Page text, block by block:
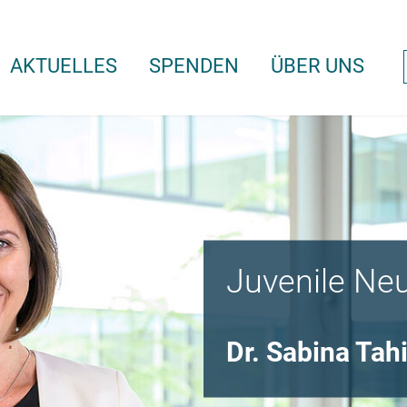
AKTUELLES SPENDEN ÜBER UNS
Juvenile
Dr. Sabina